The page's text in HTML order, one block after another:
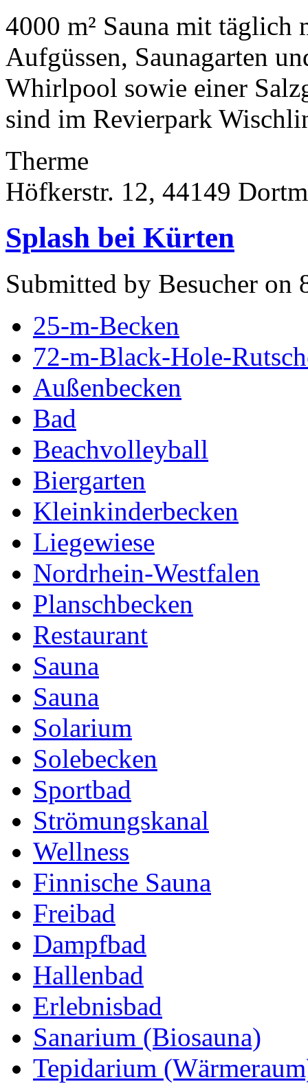
4000 m² Sauna mit täglich
Aufgüssen, Saunagarten
Whirlpool sowie einer
sind im Revierpark
Therme
Höfkerstr. 12, 44149
Splash bei Kürten
Submitted by Besucher on
25-m-Becken
72-m-Black-Hole-
Außenbecken
Bad
Beachvolleyball
Biergarten
Kleinkinderbecken
Liegewiese
Nordrhein-Westfalen
Planschbecken
Restaurant
Sauna
Sauna
Solarium
Solebecken
Sportbad
Strömungskanal
Wellness
Finnische Sauna
Freibad
Dampfbad
Hallenbad
Erlebnisbad
Sanarium (Biosauna)
Tepidarium